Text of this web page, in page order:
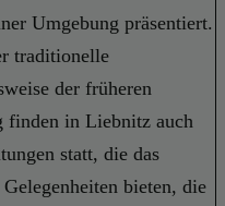
Umgebung präsentiert.
traditionelle
der früheren
finden in Liebnitz auch
statt, die das
bieten, die